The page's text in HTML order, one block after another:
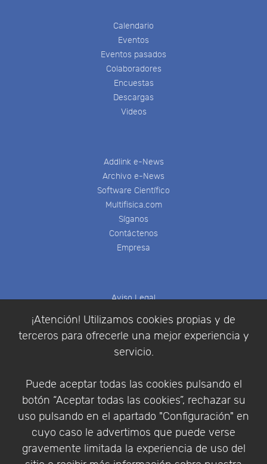
¡Atención! Utilizamos cookies propias y de
terceros para ofrecerle una mejor experiencia y
servicio.
Puede aceptar todas las cookies pulsando el
botón “Aceptar todas las cookies”, rechazar su
uso pulsando en el apartado "Configuración" en
cuyo caso le advertimos que puede verse
gravemente limitada la experiencia de uso del
Calendario
Eventos
Eventos pasados
Colaboradores
Encuestas
Descargas
Videos
Addlink e-News
Archivo e-News
Software Científico
Multifisica.com
Síganos
Contáctenos
Empresa
Aviso Legal
Política de Privacidad
Condiciones de compra
Identificarse
Empresa|Aviso Legal| Política de Privacidad |
Política de Cookies